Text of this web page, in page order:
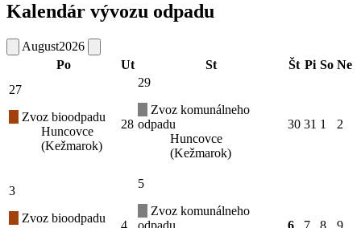
Kalendár vývozu odpadu
August2026
Po
Ut St Št Pi So Ne
27
Zvoz bioodpadu
Huncovce
(Kežmarok)
28
29
Zvoz komunálneho
odpadu
Huncovce
(Kežmarok)
30 31 1 2
3
Zvoz bioodpadu
5
Zvoz komunálneho